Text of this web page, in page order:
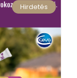
Hirdetés